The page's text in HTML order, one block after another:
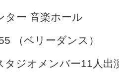
ター 音楽ホール
（ベリーダンス）
タジオメンバー11人出